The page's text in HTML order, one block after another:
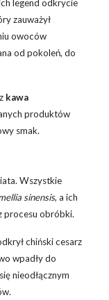
legend odkrycie
zauważył
owoców
od pokoleń, do
kawa
produktów
smak.
Wszystkie
sinensis, a ich
procesu obróbki.
chiński cesarz
wpadły do
nieodłącznym